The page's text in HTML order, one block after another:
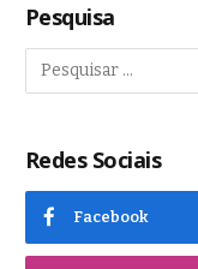
Pesquisa
Redes Sociais
Facebook